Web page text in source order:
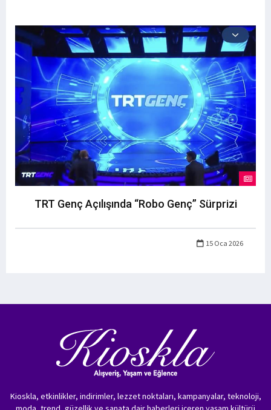
TRT Genç Açılışında “Robo Genç” Sürprizi
15 Oca 2026
Kioskla, etkinlikler, indirimler, lezzet noktaları, kampanyalar, teknoloji,